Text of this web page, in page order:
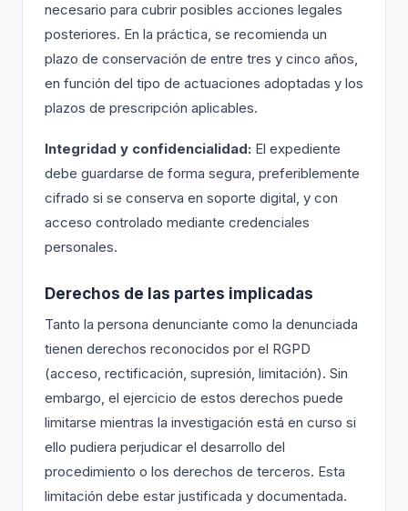
necesario para cubrir posibles acciones legales
posteriores. En la práctica, se recomienda un
plazo de conservación de entre tres y cinco años,
en función del tipo de actuaciones adoptadas y los
plazos de prescripción aplicables.
Integridad y confidencialidad: El expediente
debe guardarse de forma segura, preferiblemente
cifrado si se conserva en soporte digital, y con
acceso controlado mediante credenciales
personales.
Derechos de las partes implicadas
Tanto la persona denunciante como la denunciada
tienen derechos reconocidos por el RGPD
(acceso, rectificación, supresión, limitación). Sin
embargo, el ejercicio de estos derechos puede
limitarse mientras la investigación está en curso si
ello pudiera perjudicar el desarrollo del
procedimiento o los derechos de terceros. Esta
limitación debe estar justificada y documentada.